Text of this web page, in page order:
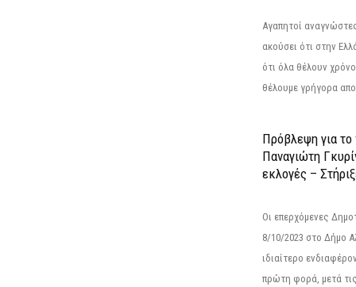
Αγαπητοί
ακούσει ότι στην
ότι όλα θέλουν
θέλουμε γρήγορα
Πρόβλεψη για
Παναγιώτη
εκλογές –
Οι επερχόμενες
8/10/2023 στο Δήμο
ιδιαίτερο
πρώτη φορά, μετά τις